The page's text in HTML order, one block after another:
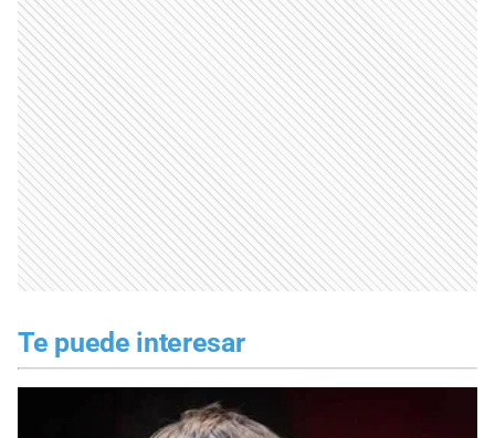
Te puede interesar